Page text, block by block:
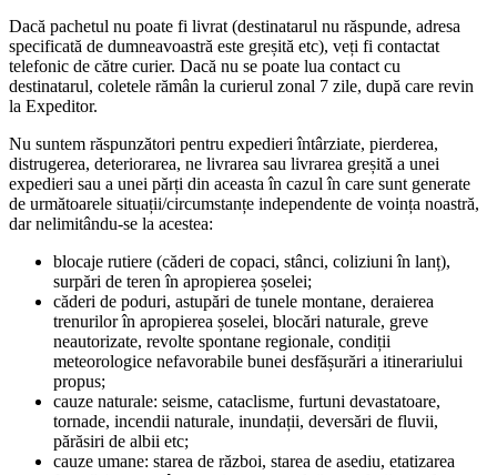
Dacă pachetul nu poate fi livrat (destinatarul nu răspunde, adresa
specificată de dumneavoastră este greșită etc), veți fi contactat
telefonic de către curier. Dacă nu se poate lua contact cu
destinatarul, coletele rămân la curierul zonal 7 zile, după care revin
la Expeditor.
Nu suntem răspunzători pentru expedieri întârziate, pierderea,
distrugerea, deteriorarea, ne livrarea sau livrarea greșită a unei
expedieri sau a unei părți din aceasta în cazul în care sunt generate
de următoarele situații/circumstanțe independente de voința noastră,
dar nelimitându-se la acestea:
blocaje rutiere (căderi de copaci, stânci, coliziuni în lanț),
surpări de teren în apropierea șoselei;
căderi de poduri, astupări de tunele montane, deraierea
trenurilor în apropierea șoselei, blocări naturale, greve
neautorizate, revolte spontane regionale, condiții
meteorologice nefavorabile bunei desfășurări a itinerariului
propus;
cauze naturale: seisme, cataclisme, furtuni devastatoare,
tornade, incendii naturale, inundații, deversări de fluvii,
părăsiri de albii etc;
cauze umane: starea de război, starea de asediu, etatizarea